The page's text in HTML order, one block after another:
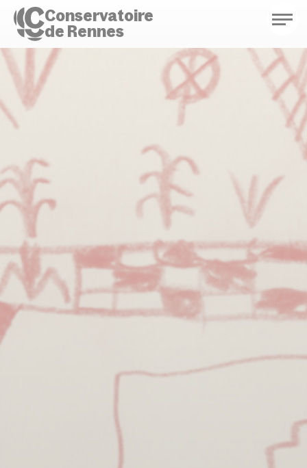
Conservatoire
de Rennes
Conservatoire de Rennes
Enseignements
Bibliothèque musicale
Infos pratiques
BILLETTERIE